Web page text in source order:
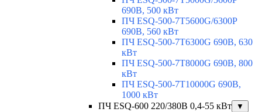
690В, 500 кВт
ПЧ ESQ-500-7T5600G/6300P
690В, 560 кВт
ПЧ ESQ-500-7T6300G 690В, 630
кВт
ПЧ ESQ-500-7T8000G 690В, 800
кВт
ПЧ ESQ-500-7T10000G 690В,
1000 кВт
ПЧ ESQ-600 220/380В 0,4-55 кВт
▼